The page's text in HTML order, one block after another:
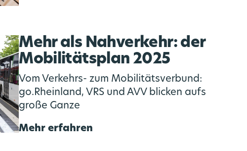
Mehr als Nahverkehr: der
Mobilitätsplan 2025
Vom Verkehrs- zum Mobilitätsverbund:
go.Rheinland, VRS und AVV blicken aufs
große Ganze
Mehr erfahren